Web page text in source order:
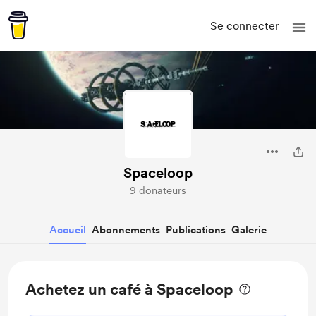
Se connecter
Spaceloop
9 donateurs
Accueil Abonnements Publications Galerie
Achetez un café à Spaceloop